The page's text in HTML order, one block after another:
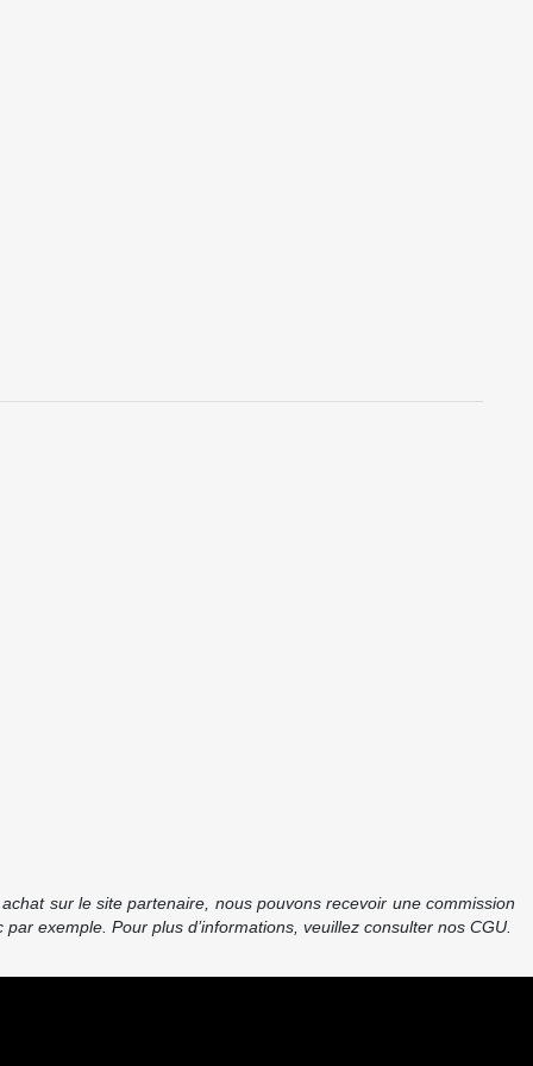
sur le site partenaire, nous pouvons recevoir une commission
exemple. Pour plus d’informations, veuillez consulter nos CGU.